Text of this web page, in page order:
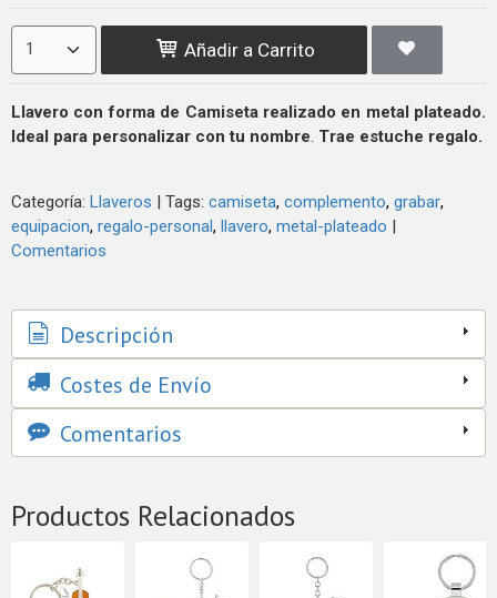
Añadir a Carrito
Llavero con forma de Camiseta realizado en metal plateado.
Ideal para personalizar con tu nombre. Trae estuche regalo.
Categoría: Llaveros | Tags: camiseta complemento grabar
equipacion regalo-personal llavero metal-plateado |
Comentarios
Descripción
Costes de Envío
Comentarios
Productos Relacionados